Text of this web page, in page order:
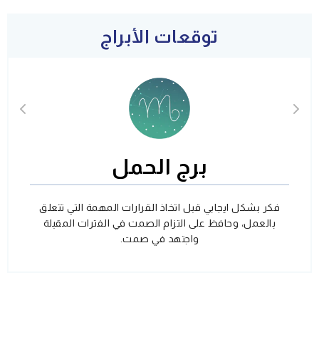
توقعات الأبراج
برج الحمل
فكر بشكل ايجابي قبل اتخاذ القرارات المهمة التي تتعلق
بالعمل، وحافظ على التزام الصمت في الفترات المقبلة
واجتهد في صمت.